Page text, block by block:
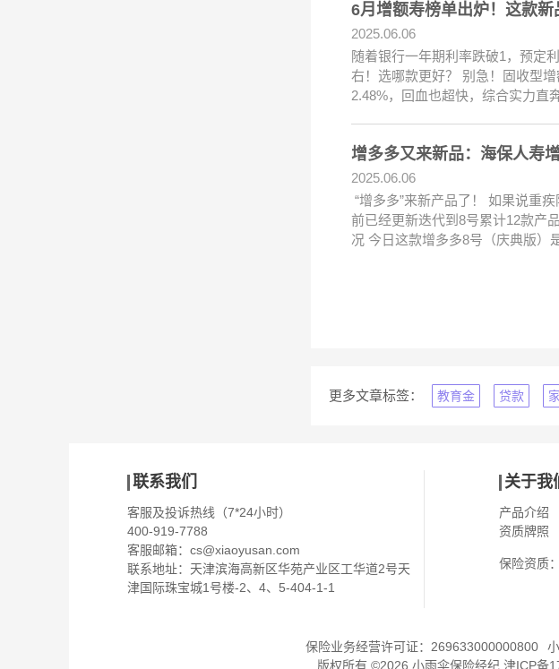
6月增额寿榜单出炉！这款新
2025.06.06
随着银行一年期利率跌破1，预定
右！选哪款更好？ 别急！固收型
2.48%，回血也超快，综合实力直
增多多又来新品：海保人寿
2025.06.06
“增多多”来新产品了！ 如果说重
前已经更新迭代到8号累计12款产
况 今日这款增多多8号（庆典版）
更多文章标签： 教育金 贷款
联系我们
客服及投诉热线（7*24小时）
400-919-7788
客服邮箱： cs@xiaoyusan.com
联系地址：天津滨海高新区华苑产业区工华道2号天
津国际珠宝城1号楼-2、4、5-404-1-1
关于我
产品介绍
资质牌照
保险资质：
保险业务经营许可证：269633000000800
版权所有 ©2026 小雨伞保险经纪 津ICP备